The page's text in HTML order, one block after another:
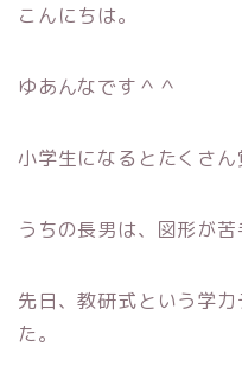
こんにちは。
ゆあんなです＾＾
小学生になるとたくさん
うちの長男は、図形が苦
先日、教研式という学
た。